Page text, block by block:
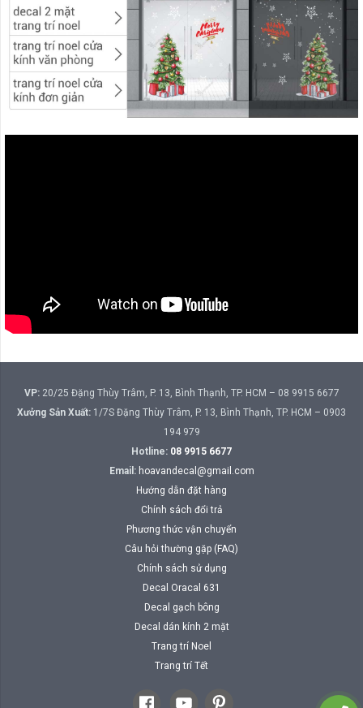
VP:20/25 Đặng Thùy Trâm, P. 13, Bình Thạnh, TP. HCM – 08 9915 6677
Xưởng Sản Xuất: 1/7S Đặng Thùy Trâm, P. 13, Bình Thạnh, TP. HCM – 0903
194 979
Hotline: 08 9915 6677
Email: hoavandecal@gmail.com
Hướng dẫn đặt hàng
Chính sách đổi trả
Phương thức vận chuyển
Câu hỏi thường gặp (FAQ)
Chính sách sử dụng
Decal Oracal 631
Decal gạch bông
Decal dán kính 2 mặt
Trang trí Noel
Trang trí Tết